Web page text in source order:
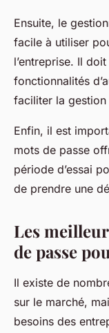
Ensuite, le
facile à utiliser
l’entreprise. Il
fonctionnalités
faciliter la
Enfin, il est
mots de passe
période d’essai
de prendre une
Les
de passe
Il existe de
sur le marché,
besoins des